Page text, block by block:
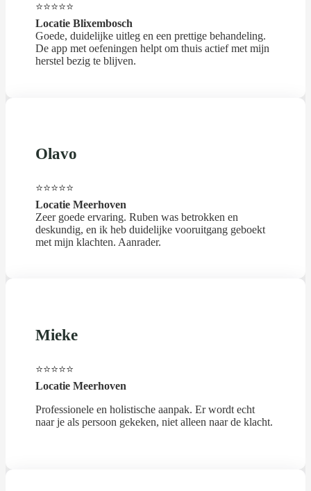
⭐⭐⭐⭐⭐
Locatie Blixembosch
Goede, duidelijke uitleg en een prettige behandeling.
De app met oefeningen helpt om thuis actief met mijn
herstel bezig te blijven.
Olavo
⭐⭐⭐⭐⭐
Locatie Meerhoven
Zeer goede ervaring. Ruben was betrokken en
deskundig, en ik heb duidelijke vooruitgang geboekt
met mijn klachten. Aanrader.
Mieke
⭐⭐⭐⭐⭐
Locatie Meerhoven
Professionele en holistische aanpak. Er wordt echt
naar je als persoon gekeken, niet alleen naar de klacht.